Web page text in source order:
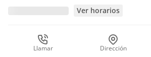
Ver horarios
Llamar Dirección